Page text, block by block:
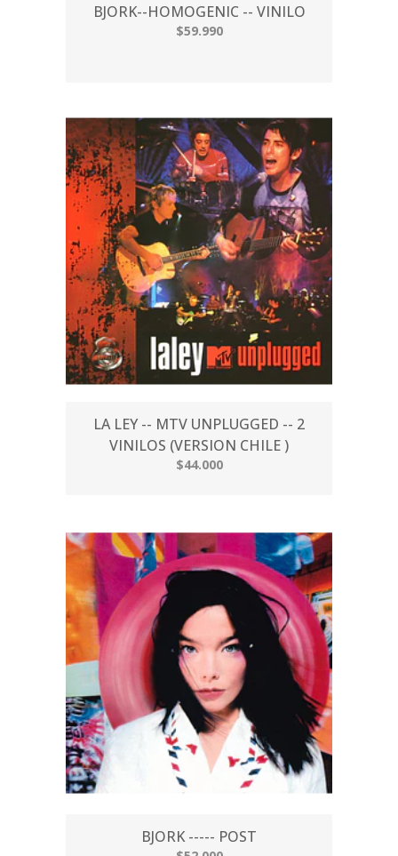
BJORK--HOMOGENIC -- VINILO
$59.990
LA LEY -- MTV UNPLUGGED -- 2
VINILOS (VERSION CHILE )
$44.000
BJORK ----- POST